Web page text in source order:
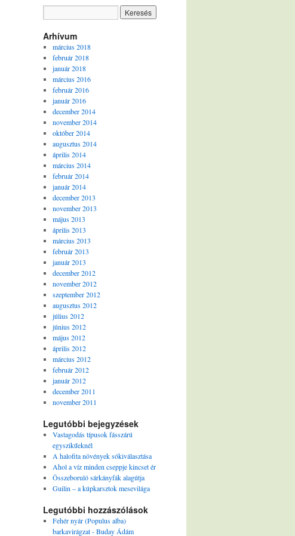
Arhívum
március 2018
február 2018
január 2018
március 2016
február 2016
január 2016
december 2014
november 2014
október 2014
augusztus 2014
április 2014
március 2014
február 2014
január 2014
december 2013
november 2013
május 2013
április 2013
március 2013
február 2013
január 2013
december 2012
november 2012
szeptember 2012
augusztus 2012
július 2012
június 2012
május 2012
április 2012
március 2012
február 2012
január 2012
december 2011
november 2011
Legutóbbi bejegyzések
Vastagodás típusok fásszárú
egyszikűeknél
A halofita növények sókiválasztása
Ahol a víz minden cseppje kincset ér
Összeboruló sárkányfák alagútja
Guilin – a kúpkarsztok mesevilága
Legutóbbi hozzászólások
Fehér nyár (Populus alba)
barkavirágzat - Buday Ádám